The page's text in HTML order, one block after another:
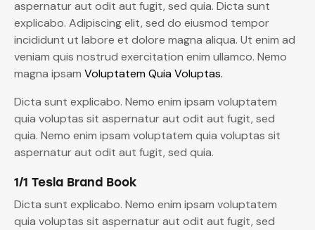
aspernatur aut odit aut fugit, sed quia. Dicta sunt
explicabo. Adipiscing elit, sed do eiusmod tempor
incididunt ut labore et dolore magna aliqua. Ut enim ad
veniam quis nostrud exercitation enim ullamco. Nemo
magna ipsam Voluptatem Quia Voluptas.
Dicta sunt explicabo. Nemo enim ipsam voluptatem
quia voluptas sit aspernatur aut odit aut fugit, sed
quia. Nemo enim ipsam voluptatem quia voluptas sit
aspernatur aut odit aut fugit, sed quia.
1/1 Tesla Brand Book
Dicta sunt explicabo. Nemo enim ipsam voluptatem
quia voluptas sit aspernatur aut odit aut fugit, sed